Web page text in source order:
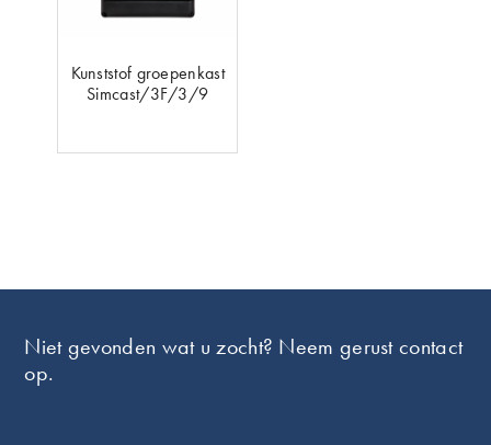
Kunststof groepenkast
Simcast/3F/3/9
Niet gevonden wat u zocht? Neem gerust contact
op.